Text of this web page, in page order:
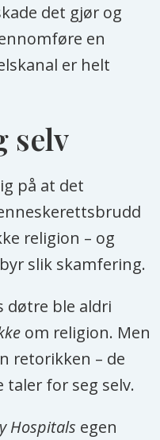
det gjør og
en
er helt
selv
på at det
religion – og
slik skamfering.
døtre ble aldri
om religion. Men
retorikken – de
for seg selv.
Hospitals egen